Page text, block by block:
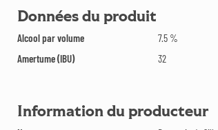
Données du produit
Alcool par volume
7.5 %
Amertume (IBU)
32
Information du producteur